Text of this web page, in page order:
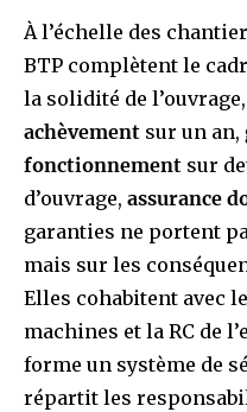
À l’échelle des
BTP complètent le
la solidité de l’ouvrage,
achèvement sur un an,
fonctionnement sur
d’ouvrage, assurance
garanties ne portent
mais sur les
Elles cohabitent avec
machines et la RC de
forme un système de
répartit les